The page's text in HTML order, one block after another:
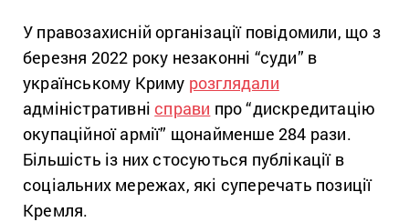
У правозахисній організації повідомили, що з
березня 2022 року незаконні “суди” в
українському Криму розглядали
адміністративні справи про “дискредитацію
окупаційної армії” щонайменше 284 рази.
Більшість із них стосуються публікації в
соціальних мережах, які суперечать позиції
Кремля.